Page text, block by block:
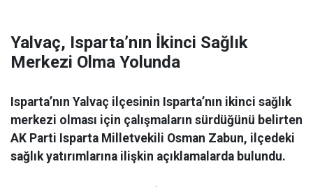
Yalvaç, Isparta’nın İkinci Sağlık
Merkezi Olma Yolunda
Isparta’nın Yalvaç ilçesinin Isparta’nın ikinci sağlık
merkezi olması için çalışmaların sürdüğünü belirten
AK Parti Isparta Milletvekili Osman Zabun, ilçedeki
sağlık yatırımlarına ilişkin açıklamalarda bulundu.